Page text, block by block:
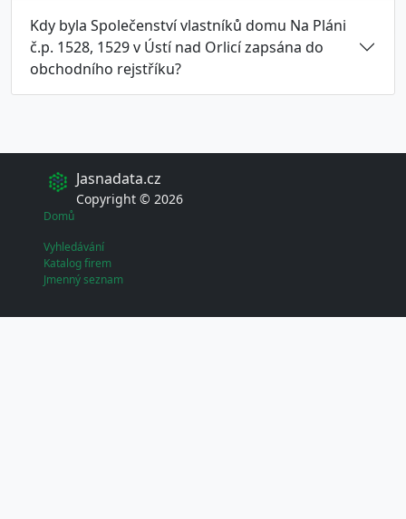
Kdy byla Společenství vlastníků domu Na Pláni
č.p. 1528, 1529 v Ústí nad Orlicí zapsána do
obchodního rejstříku?
Jasnadata.cz
Copyright © 2026
Domů
Vyhledávání
Katalog firem
Jmenný seznam